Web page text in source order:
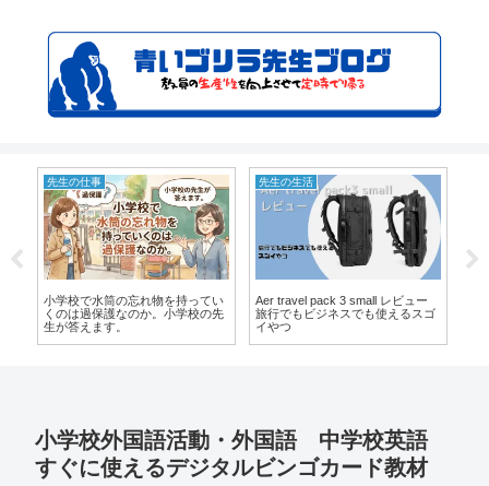
先生の仕事
小学校で水筒の忘れ物を持ってい
くのは過保護なのか。小学校の先
生が答えます。
先生の生活
Aer travel pack 3 small レビュー
旅行でもビジネスでも使えるスゴ
イやつ
小学校外国語活動・外国語 中学校英語
すぐに使えるデジタルビンゴカード教材